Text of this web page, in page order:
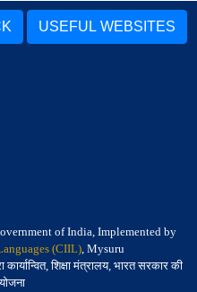
USEFUL WEBSITES
of India, Implemented by
(CIIL), Mysuru
शिक्षा मंत्रालय, भारत सरकार की